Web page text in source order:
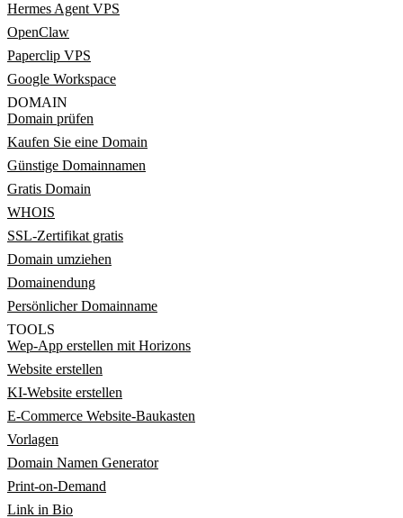
Hermes Agent VPS
OpenClaw
Paperclip VPS
Google Workspace
DOMAIN
Domain prüfen
Kaufen Sie eine Domain
Günstige Domainnamen
Gratis Domain
WHOIS
SSL-Zertifikat gratis
Domain umziehen
Domainendung
Persönlicher Domainname
TOOLS
Wep-App erstellen mit Horizons
Website erstellen
KI-Website erstellen
E-Commerce Website-Baukasten
Vorlagen
Domain Namen Generator
Print-on-Demand
Link in Bio